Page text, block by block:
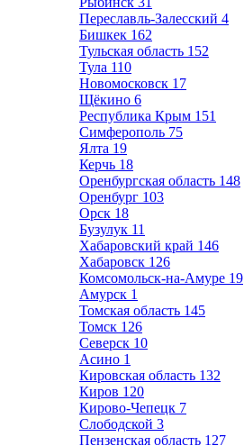
Переславль-Залесский 4
Бишкек 162
Тульская область 152
Тула 110
Новомосковск 17
Щёкино 6
Республика Крым 151
Симферополь 75
Ялта 19
Керчь 18
Оренбургская область 148
Оренбург 103
Орск 18
Бузулук 11
Хабаровский край 146
Хабаровск 126
Комсомольск-на-Амуре 19
Амурск 1
Томская область 145
Томск 126
Северск 10
Асино 1
Кировская область 132
Киров 120
Кирово-Чепецк 7
Слободской 3
Пензенская область 127